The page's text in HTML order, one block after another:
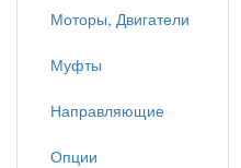
Моторы, Двигатели
Муфты
Направляющие
Опции